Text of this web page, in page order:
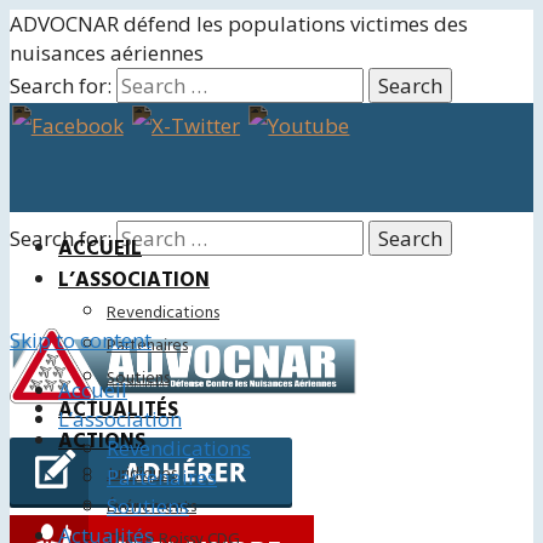
ADVOCNAR défend les populations victimes des
nuisances aériennes
Search for:
Search for:
ACCUEIL
L’ASSOCIATION
Revendications
Partenaires
Soutiens
ACTUALITÉS
ACTIONS
Juridiques
Événements
Skip to content
Accueil
L’association
Revendications
Partenaires
Soutiens
Actualités